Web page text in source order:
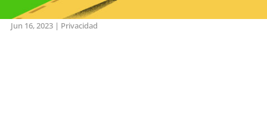
Jun 16, 2023| Privacidad